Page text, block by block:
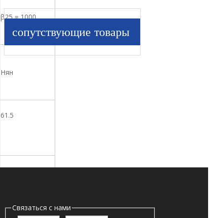
β25 = 1000
Нян
61.5
сопутствующие товары
Связаться с нами